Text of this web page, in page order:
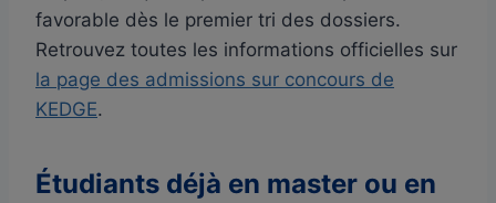
favorable dès le premier tri des dossiers.
Retrouvez toutes les informations officielles sur
la page des admissions sur concours de
KEDGE.
Étudiants déjà en master ou en